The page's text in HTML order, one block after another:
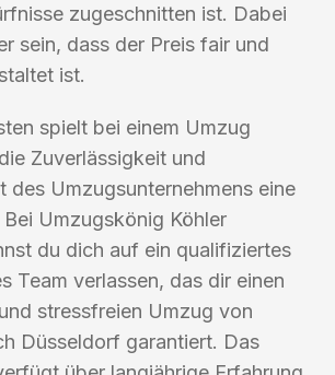
zugeschnitten ist. Dabei
sein, dass der Preis fair und
ist.
spielt bei einem Umzug
Zuverlässigkeit und
des Umzugsunternehmens eine
Umzugskönig Köhler
du dich auf ein qualifiziertes
Team verlassen, das dir einen
stressfreien Umzug von
Düsseldorf garantiert. Das